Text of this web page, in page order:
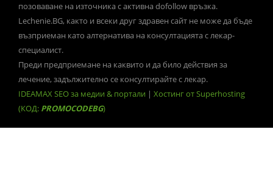
позоваване на източника с активна dofollow връзка.
Lechenie.BG, както и всеки друг здравен сайт не може да бъде
възприеман като алтернатива на консултацията с лекар-
специалист.
Преди предприемане на каквито и да било действия за
лечение, задължително се консултирайте с лекар.
IDEAMAX SEO за медии & портали | Хостинг от Superhosting
(КОД: PROMOCODEBG)